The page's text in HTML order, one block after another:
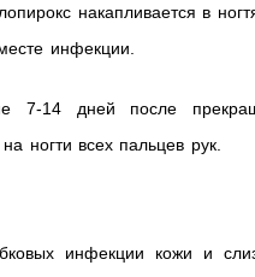
накапливается в
инфекции.
7-14 дней после
ногти всех пальцев рук.
инфекции кожи и